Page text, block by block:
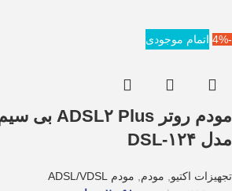
-4% اتمام موجودی
مدل DSL-۱۲۴
تجهیزات اکتیو مودم مودم ADSL/VDSL